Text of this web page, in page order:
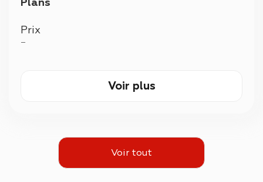
Prix
—
Voir plus
Voir tout